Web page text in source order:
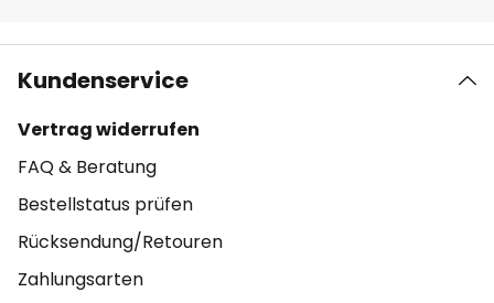
Kundenservice
Vertrag widerrufen
FAQ & Beratung
Bestellstatus prüfen
Rücksendung/Retouren
Zahlungsarten